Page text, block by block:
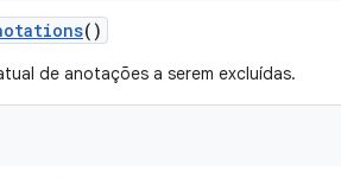
()
de anotações a serem excluídas.